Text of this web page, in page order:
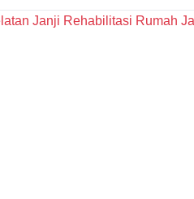
Janji Rehabilitasi Rumah